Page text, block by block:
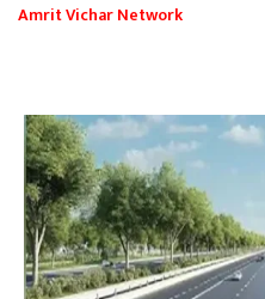
Amrit Vichar Network